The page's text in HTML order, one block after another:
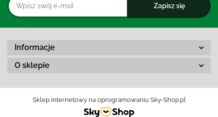
Informacje
O sklepie
Sklep internetowy na oprogramowaniu Sky-Shop.pl